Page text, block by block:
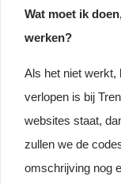
Wat moet ik
werken?
Als het niet werkt,
verlopen is bij
websites staat,
zullen we de
omschrijving nog